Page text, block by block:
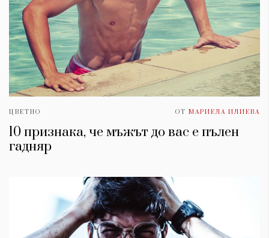
ЦВЕТНО ОТ МАРИЕЛА ИЛИЕВА
10 признака, че мъжът до вас е пълен
гадняр